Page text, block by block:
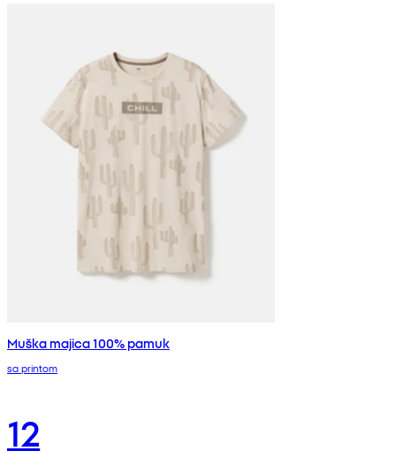
Muška majica 100% pamuk
sa printom
12